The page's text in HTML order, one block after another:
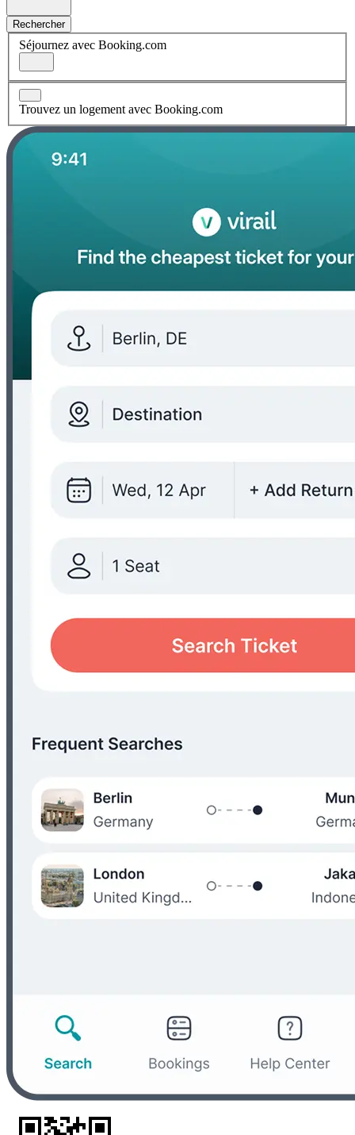
Rechercher
Séjournez avec Booking.com
Trouvez un logement avec Booking.com